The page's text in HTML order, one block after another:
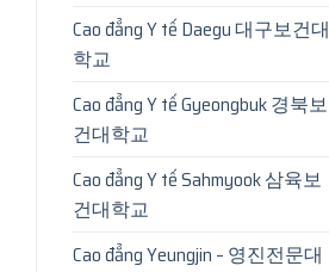
Cao đẳng Y tế Daegu 대구보건대
학교
Cao đẳng Y tế Gyeongbuk 경북보
건대학교
Cao đẳng Y tế Sahmyook 삼육보
건대학교
Cao đẳng Yeungjin – 영진전문대